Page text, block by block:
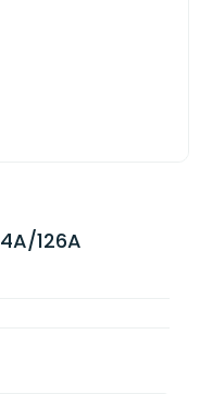
126A